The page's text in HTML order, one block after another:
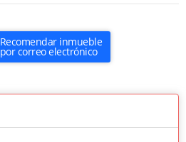
Recomendar inmueble
por correo electrónico